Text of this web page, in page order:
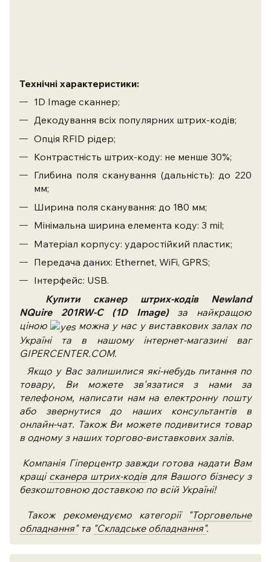
Технічні характеристики:
1D Image сканнер;
Декодування всіх популярних штрих-кодів;
Опція RFID рідер;
Контрастність штрих-коду: не менше 30%;
Глибина поля сканування (дальність): до 220
мм;
Ширина поля сканування: до 180 мм;
Мінімальна ширина елемента коду: 3 mil;
Матеріал корпусу: ударостійкий пластик;
Передача даних: Ethernet, WiFi, GPRS;
Інтерфейс: USB.
Купити сканер штрих-кодів
Newland
NQuire 201RW-C (1D Image)
за найкращою
ціною
можна у нас у виставкових залах по
Україні та в нашому інтернет-магазині ваг
GIPERCENTER.COM.
Якщо у Вас залишилися які-небудь питання по
товару, Ви можете зв'язатися з нами за
телефоном, написати нам на електронну пошту
або звернутися до наших консультантів в
онлайн-чат. Також Ви можете подивитися товар
в одному з наших торгово-виставкових залів.
Компанія Гіперцентр завжди готова надати Вам
кращі сканера штрих-кодівдля Вашого бізнесу з
безкоштовною доставкою по всій Україні!
Також рекомендуємо категорії "Торговельне
обладнання"та "Складське обладнання".